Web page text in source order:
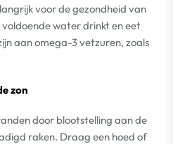
voor de gezondheid van
water drinkt en eet
aan omega-3 vetzuren, zoals
zon
door blootstelling aan de
raken. Draag een hoed of